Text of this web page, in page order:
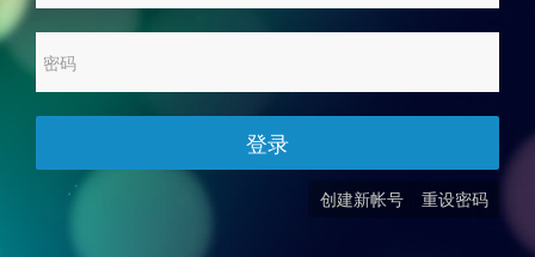
创建新帐号 重设密码
登录